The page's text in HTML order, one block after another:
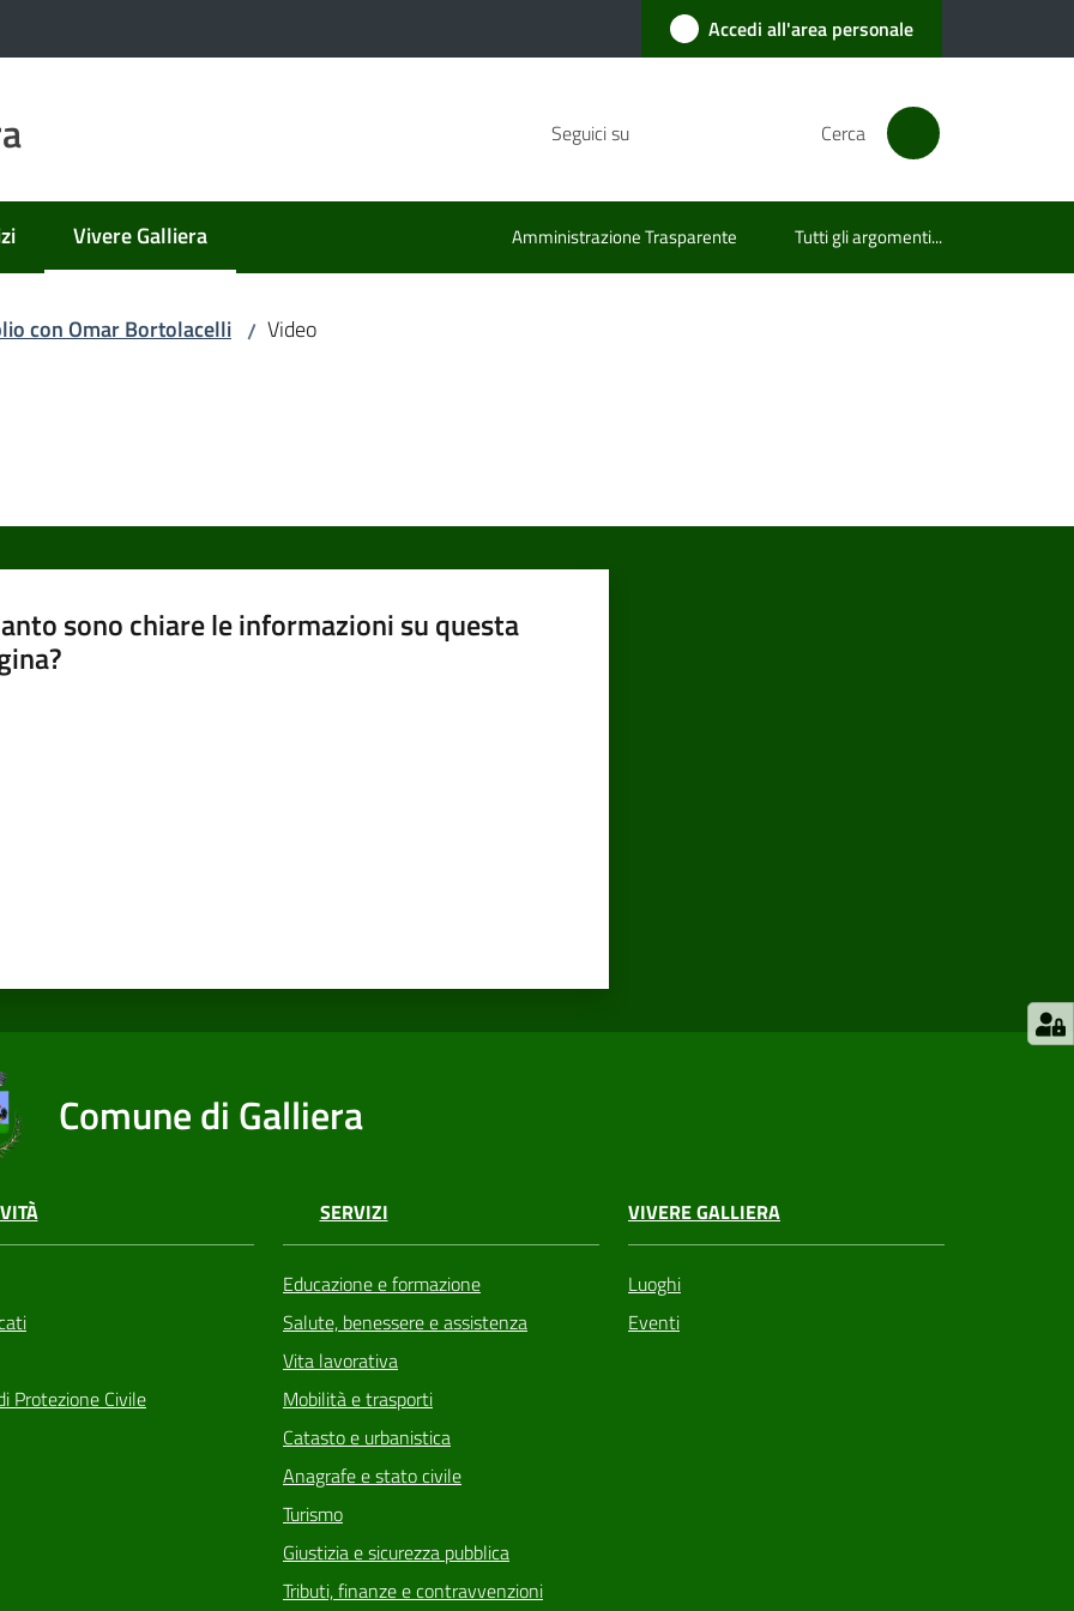
Accedi all'area personale
Seguici su Cerca
Vivere Galliera
Menu selezionato Amministrazione Trasparente Tutti gli argomenti...
con Omar Bortolacelli / Video
sono chiare le informazioni su questa
Comune di Galliera
Protezione Civile
SERVIZI
Educazione e formazione
Salute, benessere e assistenza
Vita lavorativa
Mobilità e trasporti
Catasto e urbanistica
Anagrafe e stato civile
Turismo
Giustizia e sicurezza pubblica
Tributi, finanze e contravvenzioni
VIVERE GALLIERA
Luoghi
Eventi